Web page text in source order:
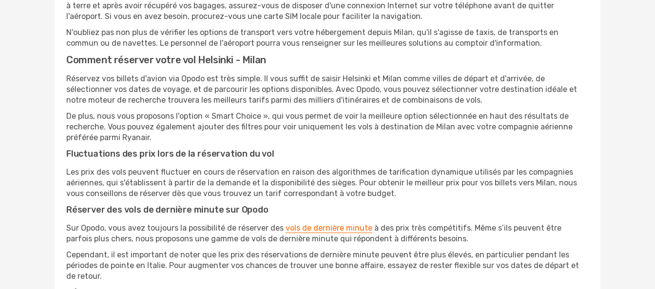
à terre et après avoir récupéré vos bagages, assurez-vous de disposer d'une connexion Internet sur votre téléphone avant de quitter
l'aéroport. Si vous en avez besoin, procurez-vous une carte SIM locale pour faciliter la navigation.
N'oubliez pas non plus de vérifier les options de transport vers votre hébergement depuis Milan, qu'il s'agisse de taxis, de transports en
commun ou de navettes. Le personnel de l'aéroport pourra vous renseigner sur les meilleures solutions au comptoir d'information.
Comment réserver votre vol Helsinki - Milan
Réservez vos billets d'avion via Opodo est très simple. Il vous suffit de saisir Helsinki et Milan comme villes de départ et d'arrivée, de
sélectionner vos dates de voyage, et de parcourir les options disponibles. Avec Opodo, vous pouvez sélectionner votre destination idéale et
notre moteur de recherche trouvera les meilleurs tarifs parmi des milliers d'itinéraires et de combinaisons de vols.
De plus, nous vous proposons l'option « Smart Choice », qui vous permet de voir la meilleure option sélectionnée en haut des résultats de
recherche. Vous pouvez également ajouter des filtres pour voir uniquement les vols à destination de Milan avec votre compagnie aérienne
préférée parmi Ryanair.
Fluctuations des prix lors de la réservation du vol
Les prix des vols peuvent fluctuer en cours de réservation en raison des algorithmes de tarification dynamique utilisés par les compagnies
aériennes, qui s'établissent à partir de la demande et la disponibilité des sièges. Pour obtenir le meilleur prix pour vos billets vers Milan, nous
vous conseillons de réserver dès que vous trouvez un tarif correspondant à votre budget.
Réserver des vols de dernière minute sur Opodo
Sur Opodo, vous avez toujours la possibilité de réserver des vols de dernière minute à des prix très compétitifs. Même s’ils peuvent être
parfois plus chers, nous proposons une gamme de vols de dernière minute qui répondent à différents besoins.
Cependant, il est important de noter que les prix des réservations de dernière minute peuvent être plus élevés, en particulier pendant les
périodes de pointe en Italie. Pour augmenter vos chances de trouver une bonne affaire, essayez de rester flexible sur vos dates de départ et
de retour.